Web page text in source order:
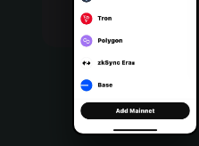
Português (Brasil)
Español (Argentina)